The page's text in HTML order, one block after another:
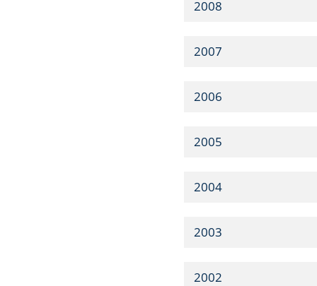
2008
2007
2006
2005
2004
2003
2002